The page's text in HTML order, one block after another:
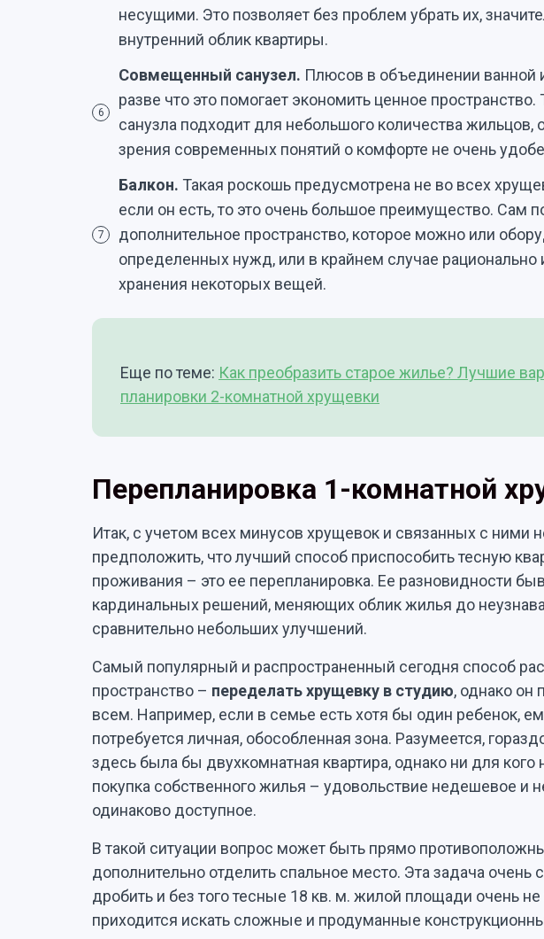
несущими. Это позволяет без проблем убрать их,
внутренний облик квартиры.
6
Совмещенный санузел. Плюсов в объединении ванной
разве что это помогает экономить ценное пространство.
санузла подходит для небольшого количества жильцов,
зрения современных понятий о комфорте не очень
7
Балкон. Такая роскошь предусмотрена не во всех
если он есть, то это очень большое преимущество. Сам
дополнительное пространство, которое можно или
определенных нужд, или в крайнем случае рационально
хранения некоторых вещей.
Еще по теме: Как преобразить старое жилье? Лучшие
планировки 2-комнатной хрущевки
Перепланировка 1-комнатной
Итак, с учетом всех минусов хрущевок и связанных с ними
предположить, что лучший способ приспособить тесную
проживания – это ее перепланировка. Ее разновидности
кардинальных решений, меняющих облик жилья до
сравнительно небольших улучшений.
Самый популярный и распространенный сегодня способ
пространство – переделать хрущевку в студию, однако он
всем. Например, если в семье есть хотя бы один ребенок,
потребуется личная, обособленная зона. Разумеется,
здесь была бы двухкомнатная квартира, однако ни для кого
покупка собственного жилья – удовольствие недешевое и
одинаково доступное.
В такой ситуации вопрос может быть прямо
дополнительно отделить спальное место. Эта задача очень
дробить и без того тесные 18 кв. м. жилой площади очень не
приходится искать сложные и продуманные